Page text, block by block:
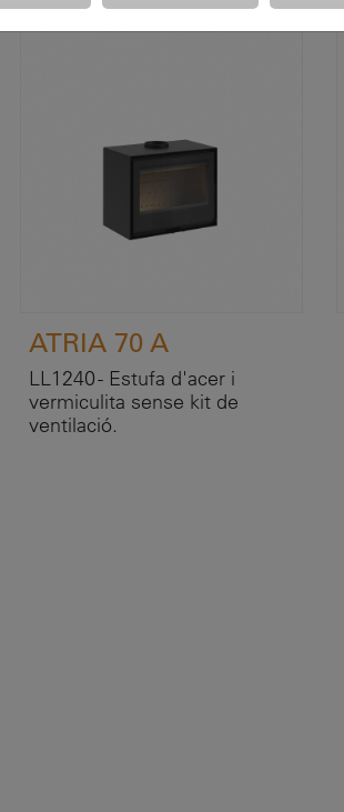
ATRIA 70 A
LL1240 - Estufa d'acer i
vermiculita sense kit de
ventilació.